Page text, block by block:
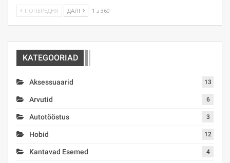
ПОПЕРЕДНЯ ДАЛІ 1 з 360
KATEGOORIAD
Aksessuaarid 13
Arvutid 6
Autotööstus 3
Hobid 12
Kantavad Esemed 4